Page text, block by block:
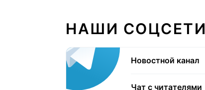
НАШИ СОЦСЕТИ
Новостной канал
Чат с читателями